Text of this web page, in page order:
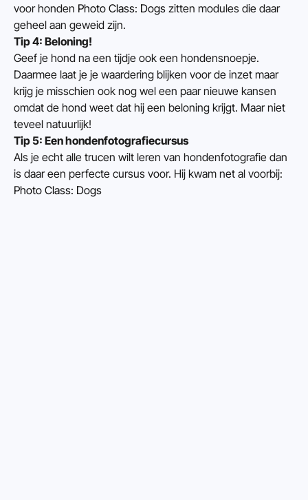
voor honden Photo Class: Dogs zitten modules die daar
geheel aan geweid zijn.
Tip 4: Beloning!
Geef je hond na een tijdje ook een hondensnoepje.
Daarmee laat je je waardering blijken voor de inzet maar
krijg je misschien ook nog wel een paar nieuwe kansen
omdat de hond weet dat hij een beloning krijgt. Maar niet
teveel natuurlijk!
Tip 5: Een hondenfotografiecursus
Als je echt alle trucen wilt leren van hondenfotografie dan
Photo Class: Dogs